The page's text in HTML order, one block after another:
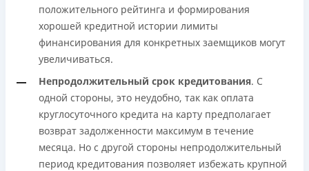
положительного рейтинга и формирования
хорошей кредитной истории лимиты
финансирования для конкретных заемщиков могут
увеличиваться.
Непродолжительный срок кредитования. С
одной стороны, это неудобно, так как оплата
круглосуточного кредита на карту предполагает
возврат задолженности максимум в течение
месяца. Но с другой стороны непродолжительный
период кредитования позволяет избежать крупной